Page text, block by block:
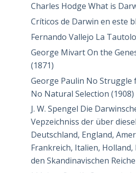
Charles Hodge What is
Críticos de Darwin en este
Fernando Vallejo La
George Mivart On the
(1871)
George Paulin No Struggle
No Natural Selection (1908)
J. W. Spengel Die
Vepzeichniss der über
Deutschland, England,
Frankreich, Italien, Holland,
den Skandinavischen